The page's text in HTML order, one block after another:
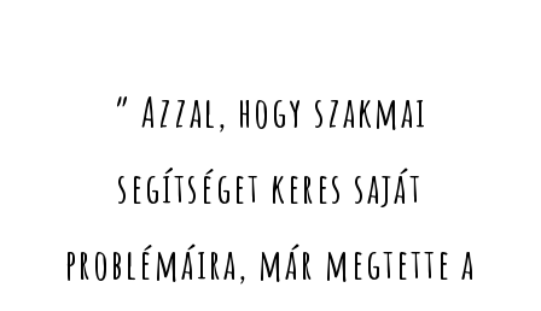
” Azzal, hogy szakmai
segítséget keres saját
problémáira, már megtette a